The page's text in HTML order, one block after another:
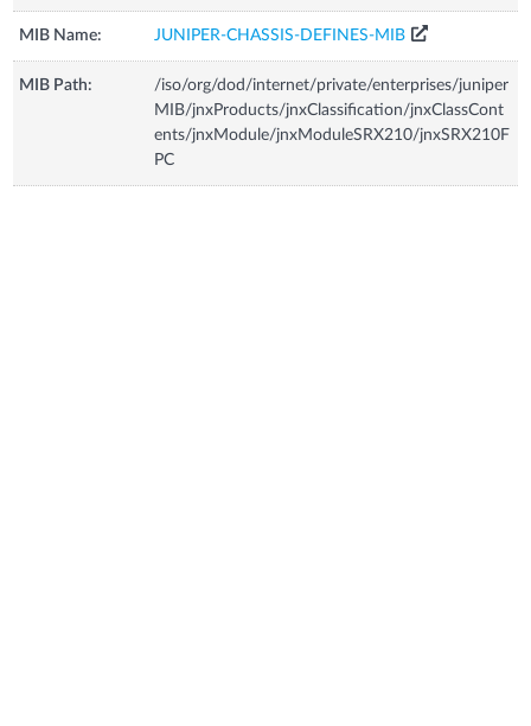
MIB Name: JUNIPER-CHASSIS-DEFINES-MIB
MIB Path:
/iso/org/dod/internet/private/enterprises/juniper
MIB/jnxProducts/jnxClassification/jnxClassCont
ents/jnxModule/jnxModuleSRX210/jnxSRX210F
PC